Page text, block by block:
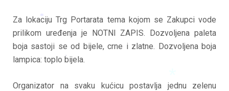
Za lokaciju Trg Portarata tema kojom se Zakupci vode
prilikom uređenja je NOTNI ZAPIS. Dozvoljena paleta
boja sastoji se od bijele, crne i zlatne. Dozvoljena boja
lampica: toplo bijela.
Organizator na svaku kućicu postavlja jednu zelenu